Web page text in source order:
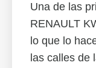
Una de las
RENAULT
lo que lo
las calles de